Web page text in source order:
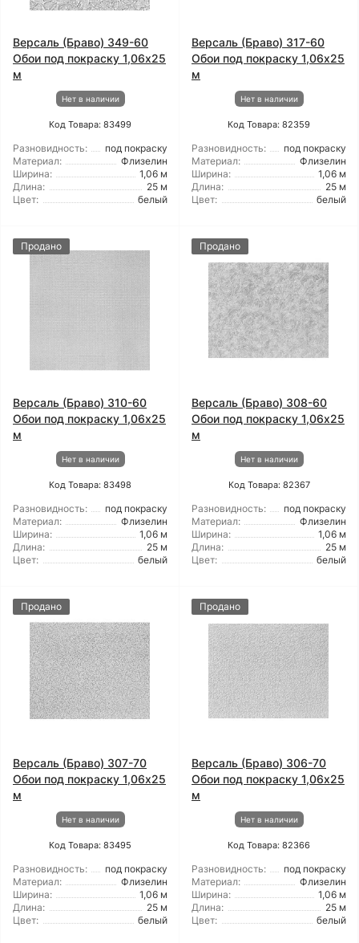
Версаль (Браво) 349-60
Обои под покраску 1,06x25
м
Нет в наличии
Код Товара: 83499
Разновидность:
под покраску
Материал:
Флизелин
Ширина:
1,06 м
Длина:
25 м
Цвет:
белый
Версаль (Браво) 317-60
Обои под покраску 1,06x25
м
Нет в наличии
Код Товара: 82359
Разновидность:
под покраску
Материал:
Флизелин
Ширина:
1,06 м
Длина:
25 м
Цвет:
белый
Продано
Версаль (Браво) 310-60
Обои под покраску 1,06x25
м
Нет в наличии
Код Товара: 83498
Разновидность:
под покраску
Материал:
Флизелин
Ширина:
1,06 м
Длина:
25 м
Цвет:
белый
Продано
Версаль (Браво) 308-60
Обои под покраску 1,06x25
м
Нет в наличии
Код Товара: 82367
Разновидность:
под покраску
Материал:
Флизелин
Ширина:
1,06 м
Длина:
25 м
Цвет:
белый
Продано
Версаль (Браво) 307-70
Обои под покраску 1,06x25
м
Нет в наличии
Код Товара: 83495
Разновидность:
под покраску
Материал:
Флизелин
Ширина:
1,06 м
Длина:
25 м
Цвет:
белый
Продано
Версаль (Браво) 306-70
Обои под покраску 1,06x25
м
Нет в наличии
Код Товара: 82366
Разновидность:
под покраску
Материал:
Флизелин
Ширина:
1,06 м
Длина:
25 м
Цвет:
белый